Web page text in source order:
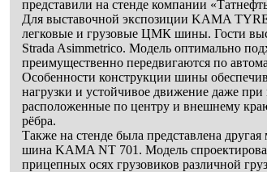
представили на стенде компании
Для выставочной экспозиции KAMA
легковые и грузовые ЦМК шины. Гости
Strada Asimmetrico. Модель оптимально
преимущественно передвигаются по
Особенности конструкции шины
нагрузки и устойчивое движение даже при
расположенные по центру и внешнему
рёбра.
Также на стенде была представлена
шина KAMA NT 701. Модель
прицепных осях грузовиков различной